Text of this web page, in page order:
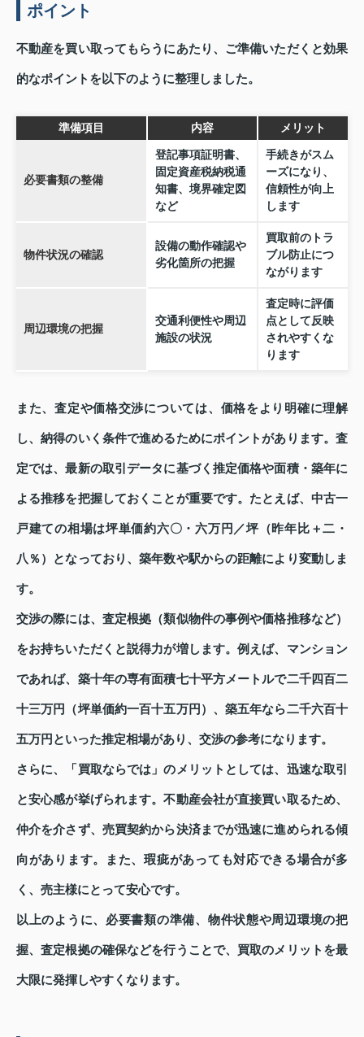
ポイント
不動産を買い取ってもらうにあたり、ご準備いただくと効果
的なポイントを以下のように整理しました。
準備項目 内容 メリット
必要書類の整備
登記事項証明書、
固定資産税納税通
知書、境界確定図
など
手続きがスム
ーズになり、
信頼性が向上
します
物件状況の確認
設備の動作確認や
劣化箇所の把握
買取前のトラ
ブル防止につ
ながります
周辺環境の把握
交通利便性や周辺
施設の状況
査定時に評価
点として反映
されやすくな
ります
また、査定や価格交渉については、価格をより明確に理解
し、納得のいく条件で進めるためにポイントがあります。査
定では、最新の取引データに基づく推定価格や面積・築年に
よる推移を把握しておくことが重要です。たとえば、中古一
戸建ての相場は坪単価約六〇・六万円／坪（昨年比＋二・
八％）となっており、築年数や駅からの距離により変動しま
す。
交渉の際には、査定根拠（類似物件の事例や価格推移など）
をお持ちいただくと説得力が増します。例えば、マンション
であれば、築十年の専有面積七十平方メートルで二千四百二
十三万円（坪単価約一百十五万円）、築五年なら二千六百十
五万円といった推定相場があり、交渉の参考になります。
さらに、「買取ならでは」のメリットとしては、迅速な取引
と安心感が挙げられます。不動産会社が直接買い取るため、
仲介を介さず、売買契約から決済までが迅速に進められる傾
向があります。また、瑕疵があっても対応できる場合が多
く、売主様にとって安心です。
以上のように、必要書類の準備、物件状態や周辺環境の把
握、査定根拠の確保などを行うことで、買取のメリットを最
大限に発揮しやすくなります。